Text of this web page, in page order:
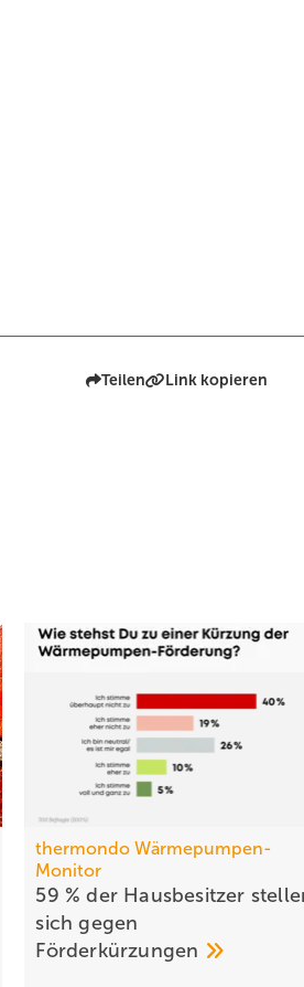
Teilen Link kopieren
thermondo Wärmepumpen-
Monitor
59 % der Haus­be­sit­zer
sich gegen
För­der­kür­zungen